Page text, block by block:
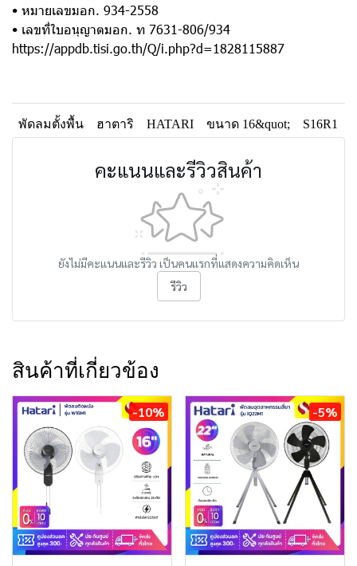
• หมายเลขมอก. 934-2558
• เลขที่ใบอนุญาตมอก. ท 7631-806/934
https://appdb.tisi.go.th/Q/i.php?d=1828115887
พัดลมตั้งพื้น ฮาตาริ HATARI ขนาด 16&quot; S16R1
คะแนนและรีวิวสินค้า
ยังไม่มีคะแนนและรีวิว เป็นคนแรกที่แสดงความคิดเห็น
รีวิว
สินค้าที่เกี่ยวข้อง
-10% -5%